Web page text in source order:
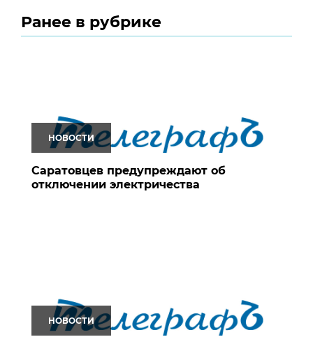
Ранее в рубрике
НОВОСТИ
Саратовцев предупреждают об
отключении электричества
НОВОСТИ